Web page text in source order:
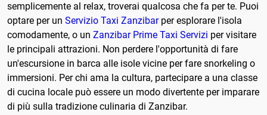
semplicemente al relax, troverai qualcosa che fa per te. Puoi
optare per un Servizio Taxi Zanzibarper esplorare l'isola
comodamente, o un Zanzibar Prime Taxi Servizi per visitare
le principali attrazioni. Non perdere l'opportunità di fare
un'escursione in barca alle isole vicine per fare snorkeling o
immersioni. Per chi ama la cultura, partecipare a una classe
di cucina locale può essere un modo divertente per imparare
di più sulla tradizione culinaria di Zanzibar.